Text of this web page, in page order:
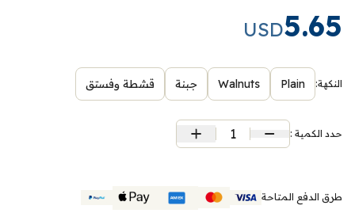
5.65
USD
النكهة: Plain
Walnuts جبنة قشطة وفستق
حدد الكمية : 1
طرق الدفع المتاحة